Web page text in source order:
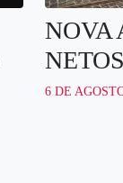
NOVA
6 DE